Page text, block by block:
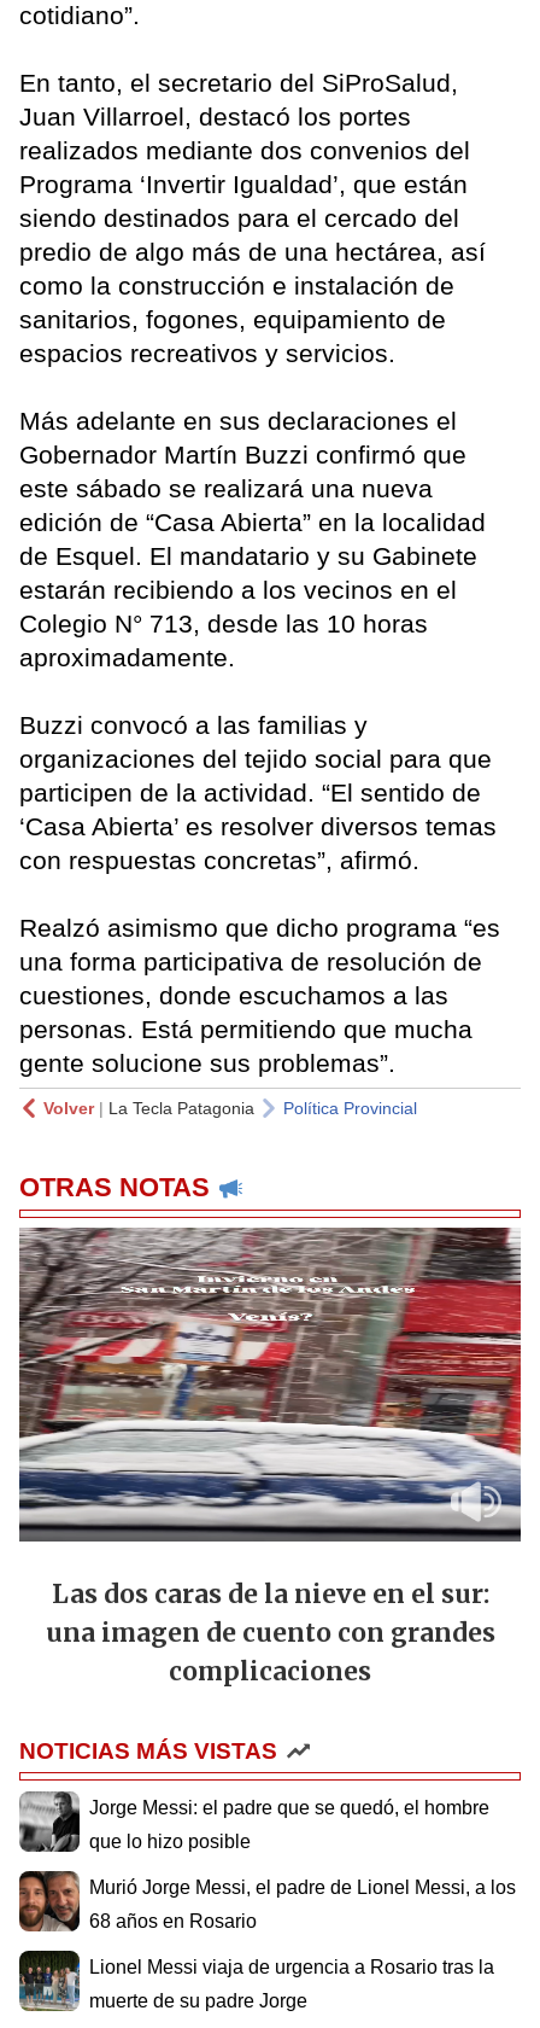
cotidiano”.
En tanto, el secretario del SiProSalud,
Juan Villarroel, destacó los portes
realizados mediante dos convenios del
Programa ‘Invertir Igualdad’, que están
siendo destinados para el cercado del
predio de algo más de una hectárea, así
como la construcción e instalación de
sanitarios, fogones, equipamiento de
espacios recreativos y servicios.
Más adelante en sus declaraciones el
Gobernador Martín Buzzi confirmó que
este sábado se realizará una nueva
edición de “Casa Abierta” en la localidad
de Esquel. El mandatario y su Gabinete
estarán recibiendo a los vecinos en el
Colegio N° 713, desde las 10 horas
aproximadamente.
Buzzi convocó a las familias y
organizaciones del tejido social para que
participen de la actividad. “El sentido de
‘Casa Abierta’ es resolver diversos temas
con respuestas concretas”, afirmó.
Realzó asimismo que dicho programa “es
una forma participativa de resolución de
cuestiones, donde escuchamos a las
personas. Está permitiendo que mucha
gente solucione sus problemas”.
Volver| La Tecla Patagonia Política Provincial
OTRAS NOTAS
Las dos caras de la nieve en el sur:
una imagen de cuento con grandes
complicaciones
NOTICIAS MÁS VISTAS
Jorge Messi: el padre que se quedó, el hombre
que lo hizo posible
Murió Jorge Messi, el padre de Lionel Messi, a los
68 años en Rosario
Lionel Messi viaja de urgencia a Rosario tras la
muerte de su padre Jorge